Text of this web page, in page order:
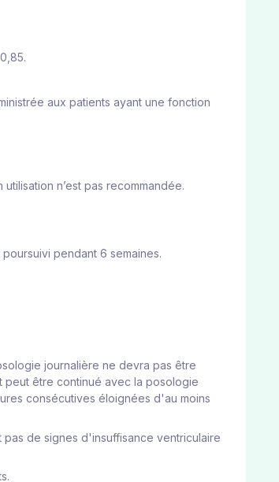
aux patients ayant une fonction
n’est pas recommandée.
pendant 6 semaines.
journalière ne devra pas être
peut être continué avec la posologie
consécutives éloignées d'au moins
de signes d'insuffisance ventriculaire